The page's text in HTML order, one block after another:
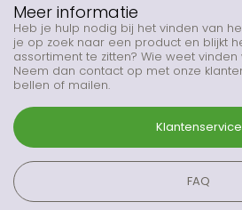
Meer informatie
Heb je hulp nodig bij het vinden van
je op zoek naar een product en blijkt
assortiment te zitten? Wie weet
Neem dan contact op met onze
bellen of mailen.
Klantenservice
FAQ